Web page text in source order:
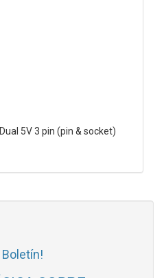
5V 3 pin (pin & socket)